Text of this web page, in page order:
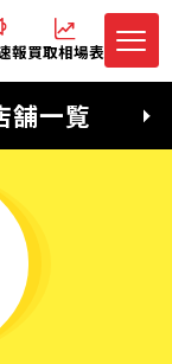
報買取相場表
舗一覧
でお問合わせ
間：11:00〜20:00